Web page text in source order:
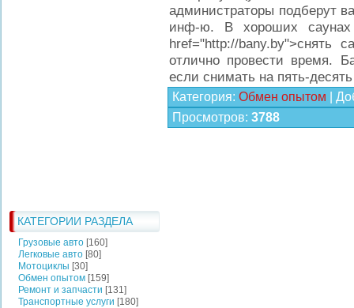
КАТЕГОРИИ РАЗДЕЛА
Грузовые авто [160]
Легковые авто [80]
Мотоциклы [30]
Обмен опытом [159]
Ремонт и запчасти [131]
Транспортные услуги [180]
администраторы подберут
инф-ю. В хороших саунах
href="http://bany.by">снять
отлично провести время.
если снимать на пять-
Категория: Обмен опытом
Просмотров: 3788